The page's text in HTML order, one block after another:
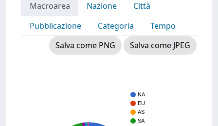
Macroarea Nazione
Città
Pubblicazione
Categoria
Tempo
Salva come PNG
Salva come JPEG
NA
EU
AS
SA